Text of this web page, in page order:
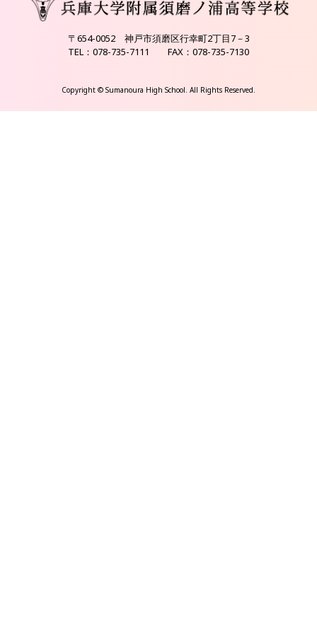
〒654-0052 神戸市須磨区行幸町2丁目7－3
TEL：078-735-7111 FAX：078-735-7130
Copyright © Sumanoura High School. All Rights Reserved.